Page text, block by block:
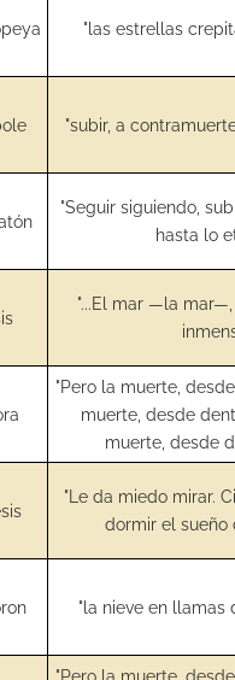
"las estrellas
"subir, a
"Seguir siguiendo,
hasta lo
"...El mar —la
"Pero la muerte,
muerte, desde
muerte, desde
"Le da miedo mirar.
dormir el sueño
"la nieve en llamas
"Pero la muerte,